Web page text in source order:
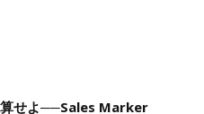
算せよ──Sales Marker